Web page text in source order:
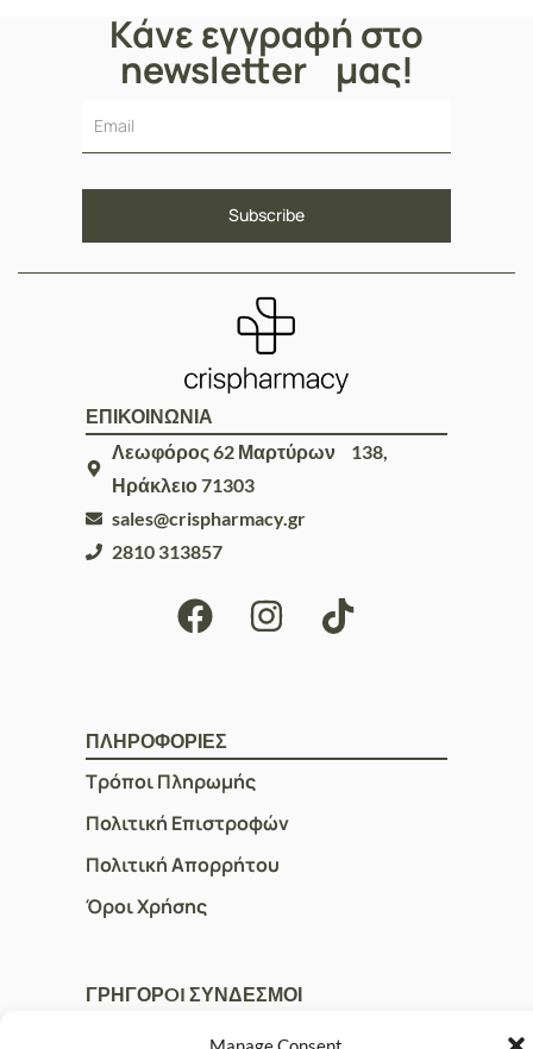
Κάνε εγγραφή στο
newsletter μας!
ΕΠΙΚΟΙΝΩΝΙΑ
Λεωφόρος 62 Μαρτύρων 138,
Ηράκλειο 71303
sales@crispharmacy.gr
2810 313857
ΠΛΗΡΟΦΟΡΙΕΣ
Τρόποι Πληρωμής
Πολιτική Επιστροφών
Πολιτική Απορρήτου
Όροι Χρήσης
ΓΡΗΓΟΡOI ΣΥΝΔΕΣΜΟΙ
Ο Λογαριασμός μου